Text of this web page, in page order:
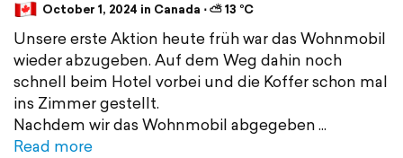
October 1, 2024 in Canada ⋅ ⛅ 13 °C
Unsere erste Aktion heute früh war das Wohnmobil
wieder abzugeben. Auf dem Weg dahin noch
schnell beim Hotel vorbei und die Koffer schon mal
ins Zimmer gestellt.
Nachdem wir das Wohnmobil abgegeben
Read more